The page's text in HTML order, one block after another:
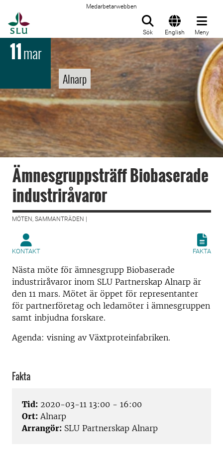
Medarbetarwebben
Sök English Meny
11mar
Alnarp
Ämnesgruppsträff Biobaserade
industriråvaror
MÖTEN, SAMMANTRÄDEN |
KONTAKT FAKTA
Nästa möte för ämnesgrupp Biobaserade
industriråvaror inom SLU Partnerskap Alnarp är
den 11 mars. Mötet är öppet för representanter
för partnerföretag och ledamöter i ämnesgruppen
samt inbjudna forskare.
Agenda: visning av Växtproteinfabriken.
Fakta
Tid: 2020-03-11 13:00 - 16:00
Ort: Alnarp
Arrangör: SLU Partnerskap Alnarp